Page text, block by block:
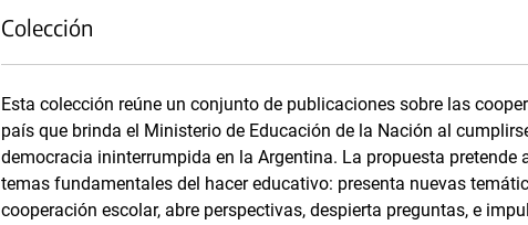
Colección
Esta colección reúne un conjunto de publicaciones sobre las
país que brinda el Ministerio de Educación de la Nación al
democracia ininterrumpida en la Argentina. La propuesta pretende
temas fundamentales del hacer educativo: presenta nuevas
cooperación escolar, abre perspectivas, despierta preguntas, e